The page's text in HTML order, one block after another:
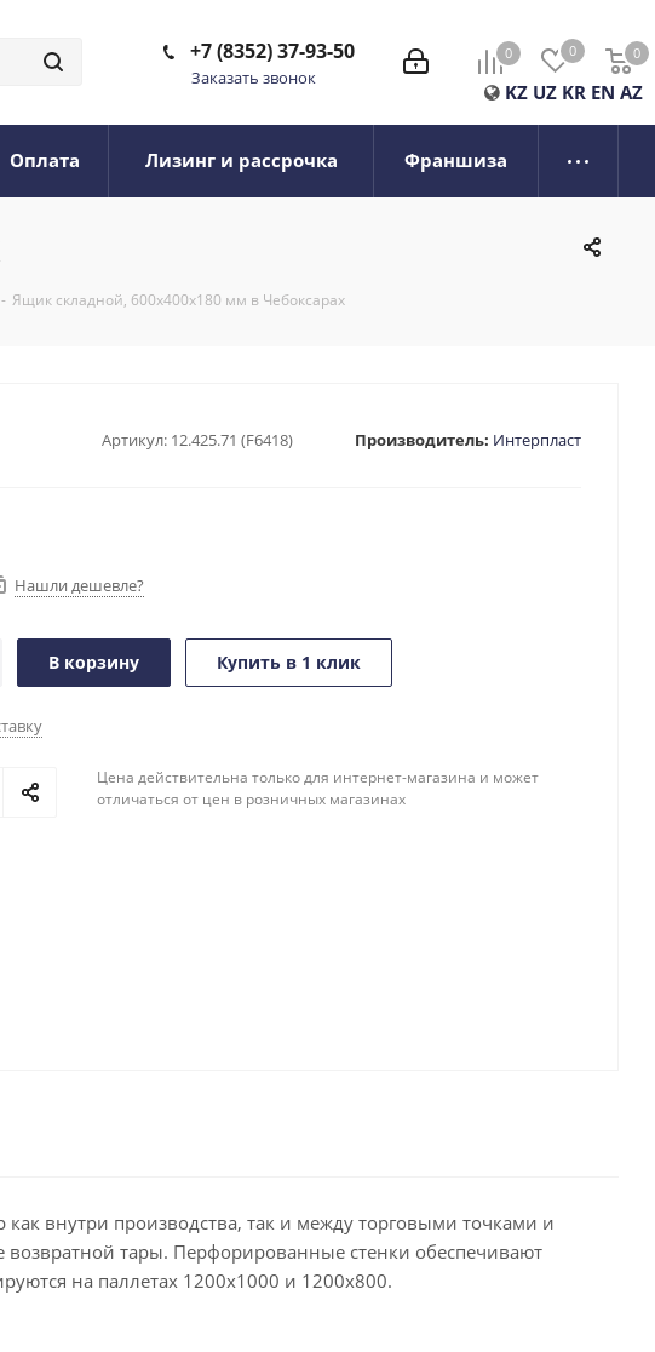
0 0 0
0
KZ UZ KR EN AZ
+7 (8352) 37-93-50
Заказать звонок
Оплата Лизинг и рассрочка Франшиза
- Ящик складной, 600х400х180 мм в Чебоксарах
Артикул: 12.425.71 (F6418) Производитель: Интерпласт
Нашли дешевле?
В корзину Купить в 1 клик
Цена действительна только для интернет-магазина и может
отличаться от цен в розничных магазинах
внутри производства, так и между торговыми точками и
возвратной тары. Перфорированные стенки обеспечивают
на паллетах 1200х1000 и 1200х800.